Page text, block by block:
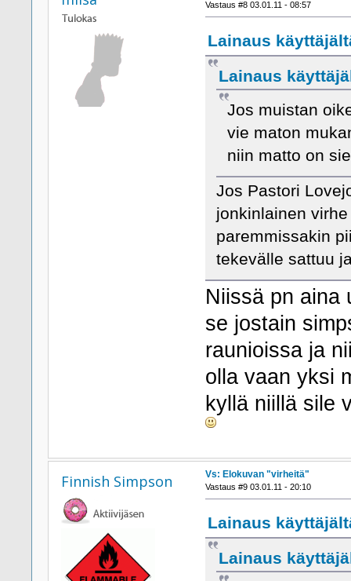
Vastaus #8 03.01.11 - 08:57
Lainaus
Lainaus
Jos muistan
vie maton
niin matto on
Jos Pastori
jonkinlainen
paremmissakin
tekevälle sattuu
Niissä pn aina
se jostain
raunioissa ja
olla vaan yksi
kyllä niillä sile
Finnish Simpson Vs: Elokuvan "virheitä"
Vastaus #9 03.01.11 - 20:10
Lainaus
Lainaus